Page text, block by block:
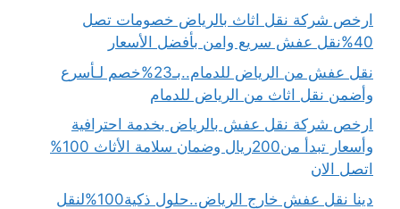
ارخص شركة نقل اثاث بالرياض خصومات تصل
40%نقل عفش سريع وامن بأفضل الأسعار
نقل عفش من الرياض للدمام..بـ23%خصم لـأسرع
وأضمن نقل اثاث من الرياض للدمام
ارخص شركة نقل عفش بالرياض بخدمة احترافية
وأسعار تبدأ من200ريال وضمان سلامة الأثاث 100%
اتصل الان
دينا نقل عفش خارج الرياض..حلول ذكية100%لنقل